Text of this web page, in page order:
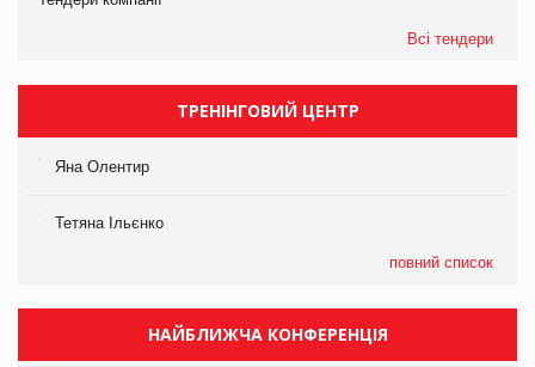
Всі тендери
ТРЕНІНГОВИЙ ЦЕНТР
Яна Олентир
Тетяна Ільєнко
повний список
НАЙБЛИЖЧА КОНФЕРЕНЦІЯ